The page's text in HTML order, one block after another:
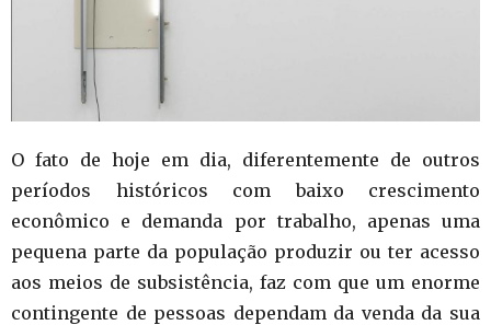
O fato de hoje em dia, diferentemente de outros
períodos históricos com baixo crescimento
econômico e demanda por trabalho, apenas uma
pequena parte da população produzir ou ter acesso
aos meios de subsistência, faz com que um enorme
contingente de pessoas dependam da venda da sua